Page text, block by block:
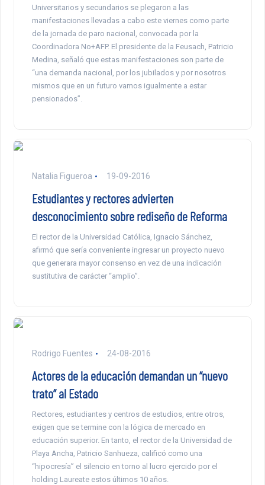
Universitarios y secundarios se plegaron a las
manifestaciones llevadas a cabo este viernes como parte
de la jornada de paro nacional, convocada por la
Coordinadora No+AFP. El presidente de la Feusach, Patricio
Medina, señaló que estas manifestaciones son parte de
“una demanda nacional, por los jubilados y por nosotros
mismos que en un futuro vamos igualmente a estar
pensionados”.
Natalia Figueroa 19-09-2016
Estudiantes y rectores advierten
desconocimiento sobre rediseño de Reforma
El rector de la Universidad Católica, Ignacio Sánchez,
afirmó que sería conveniente ingresar un proyecto nuevo
que generara mayor consenso en vez de una indicación
sustitutiva de carácter “amplio”.
Rodrigo Fuentes 24-08-2016
Actores de la educación demandan un “nuevo
trato” al Estado
Rectores, estudiantes y centros de estudios, entre otros,
exigen que se termine con la lógica de mercado en
educación superior. En tanto, el rector de la Universidad de
Playa Ancha, Patricio Sanhueza, calificó como una
“hipocresía” el silencio en torno al lucro ejercido por el
holding Laureate estos últimos 10 años.